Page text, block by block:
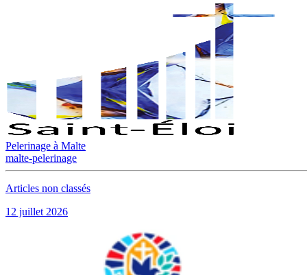
Pelerinage à Malte
malte-pelerinage
Articles non classés
12 juillet 2026